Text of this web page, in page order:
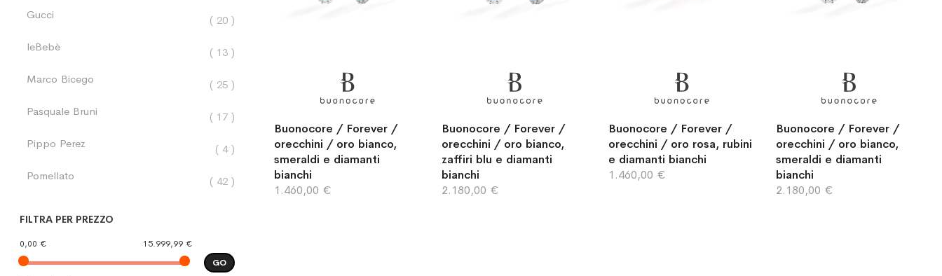
Buonocore / Forever /
orecchini / oro bianco,
smeraldi e diamanti
bianchi
1.460,00 €
Buonocore / Forever /
orecchini / oro bianco,
zaffiri blu e diamanti
bianchi
2.180,00 €
Buonocore / Forever /
orecchini / oro rosa, rubini
e diamanti bianchi
1.460,00 €
Buonocore / Forever /
orecchini / oro bianco,
smeraldi e diamanti
bianchi
2.180,00 €
Gucci 20elementi
leBebè 13elementi
Marco Bicego 25elementi
Pasquale Bruni 17elementi
Pippo Perez 4elementi
Pomellato 42elementi
FILTRA PER PREZZO
0,00 €
15.999,99 €
GO